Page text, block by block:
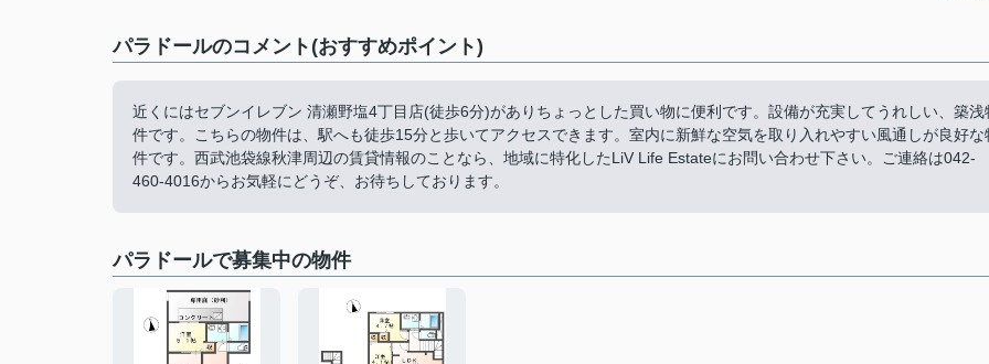
パラドールのコメント(おすすめポイント)
近くにはセブンイレブン 清瀬野塩4丁目店(徒歩6分)がありちょっとした買い物に便利です。設備が充実してうれしい、築浅
件です。こちらの物件は、駅へも徒歩15分と歩いてアクセスできます。室内に新鮮な空気を取り入れやすい風通しが良好な
件です。西武池袋線秋津周辺の賃貸情報のことなら、地域に特化したLiV Life Estateにお問い合わせ下さい。ご連絡は042-
460-4016からお気軽にどうぞ、お待ちしております。
パラドールで募集中の物件